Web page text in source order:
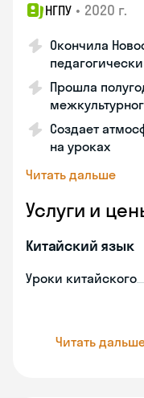
НГПУ • 2020 г.
Окончила
Прошла
Создает
на уроках
Читать дальше
Услуги и
Китайский язык
Уроки китайского
Читать